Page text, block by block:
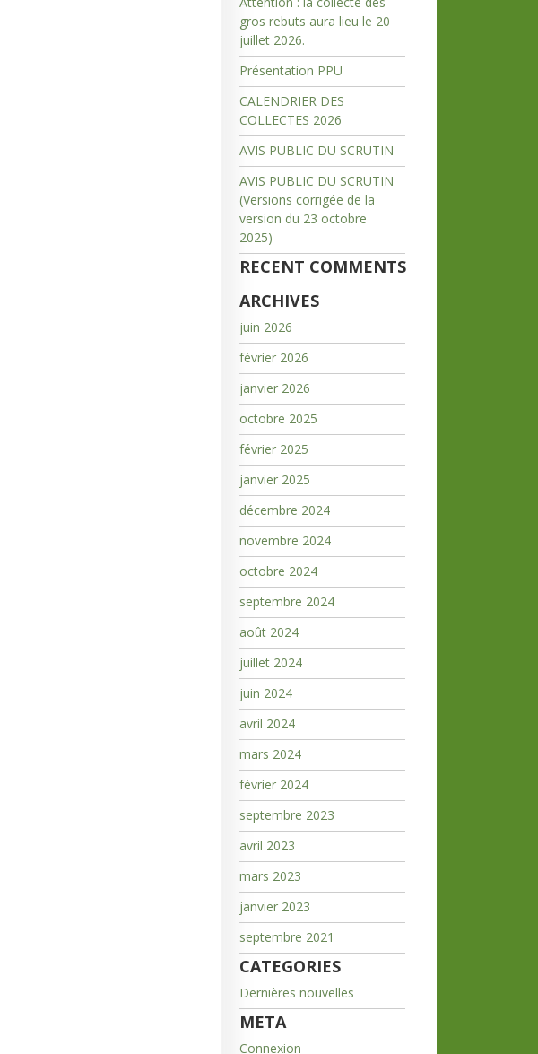
gros rebuts aura lieu le 20
juillet 2026.
Présentation PPU
CALENDRIER DES
COLLECTES 2026
AVIS PUBLIC DU SCRUTIN
AVIS PUBLIC DU SCRUTIN
(Versions corrigée de la
version du 23 octobre
2025)
RECENT COMMENTS
ARCHIVES
juin 2026
février 2026
janvier 2026
octobre 2025
février 2025
janvier 2025
décembre 2024
novembre 2024
octobre 2024
septembre 2024
août 2024
juillet 2024
juin 2024
avril 2024
mars 2024
février 2024
septembre 2023
avril 2023
mars 2023
janvier 2023
septembre 2021
CATEGORIES
Dernières nouvelles
META
Connexion